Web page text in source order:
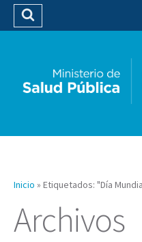
Buscar
Inicio » Etiquetados: "Día
Archivos